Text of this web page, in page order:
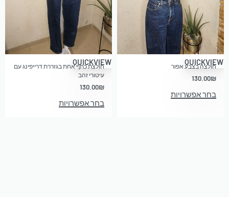
QUICKVIEW
חולצה בצבע אפור
130.00₪
בחר אפשרויות
QUICKVIEW
חולצת כתף אחת בגזררת דרייפינג עם
עיטורי זהב
130.00₪
בחר אפשרויות